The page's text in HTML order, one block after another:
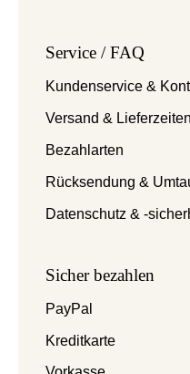
Service / FAQ
Kundenservice &
Versand & Lieferzeiten
Bezahlarten
Rücksendung &
Datenschutz & -
Sicher bezahlen
PayPal
Kreditkarte